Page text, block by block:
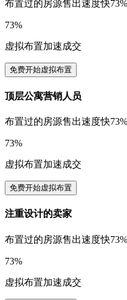
布置过的房源售出速度快
73%
虚拟布置加速成交
免费开始虚拟布置
顶层公寓营销人员
布置过的房源售出速度快
73%
虚拟布置加速成交
免费开始虚拟布置
注重设计的卖家
布置过的房源售出速度快
73%
虚拟布置加速成交